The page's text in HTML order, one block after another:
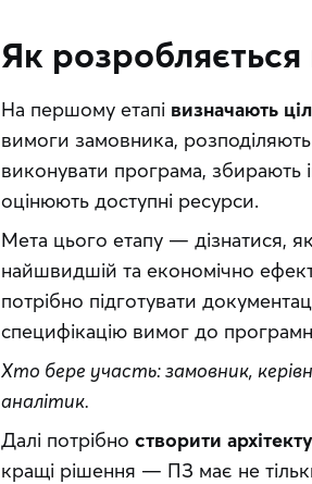
Як
На першому етапі визначають
вимоги замовника, розподіляють
виконувати програма, збирають
оцінюють доступні ресурси.
Мета цього етапу — дізнатися,
найшвидшій та економічно
потрібно підготувати
специфікацію вимог до
Хто бере участь: замовник,
аналітик.
Далі потрібно створити
кращі рішення — ПЗ має не